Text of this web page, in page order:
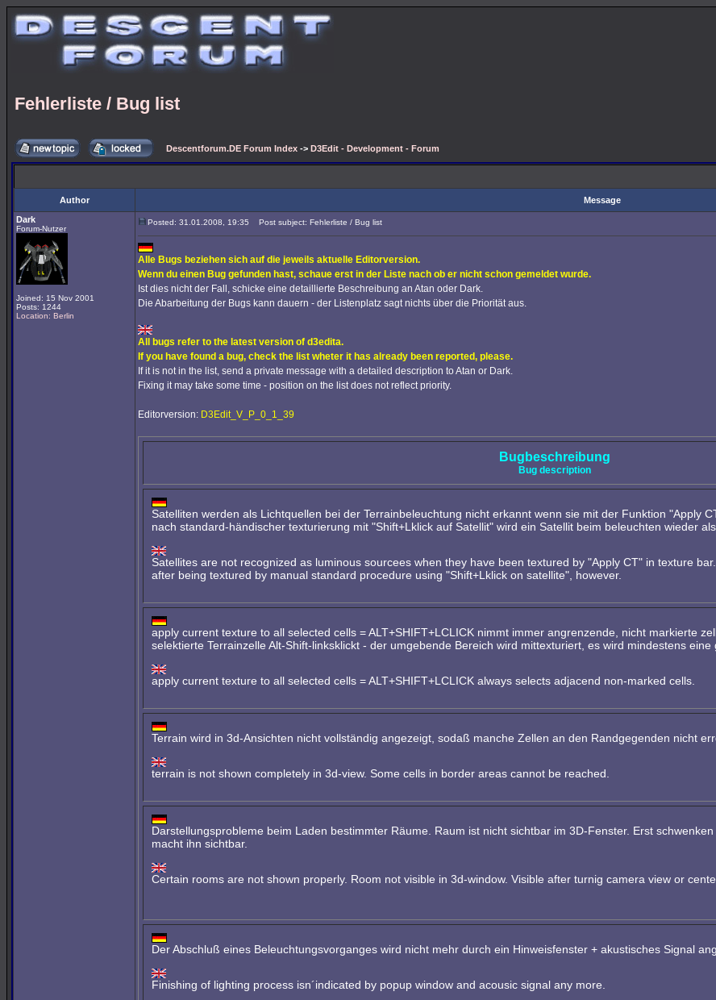
Fehlerliste / Bug list
Descentforum.DE Forum Index -> D3Edit - Development - Forum
Author
Message
Dark
Forum-Nutzer
Joined: 15 Nov 2001
Posts: 1244
Location: Berlin
Posted: 31.01.2008, 19:35 Post subject: Fehlerliste / Bug list
Alle Bugs beziehen sich auf die jeweils aktuelle Editorversion.
Wenn du einen Bug gefunden hast, schaue erst in der Liste nach ob er nicht schon gemeldet wurde.
Ist dies nicht der Fall, schicke eine detaillierte Beschreibung an Atan oder Dark.
Die Abarbeitung der Bugs kann dauern - der Listenplatz sagt nichts über die Priorität aus.
All bugs refer to the latest version of d3edita.
If you have found a bug, check the list wheter it has already been reported, please.
If it is not in the list, send a private message with a detailed description to Atan or Dark.
Fixing it may take some time - position on the list does not reflect priority.
Editorversion: D3Edit_V_P_0_1_39
Bugbeschreibung
Bug description
Satelliten werden als Lichtquellen bei der Terrainbeleuchtung nicht erkannt wenn sie mit der Funktion "Apply
nach standard-händischer texturierung mit "Shift+Lklick auf Satellit" wird ein Satellit beim beleuchten wieder
Satellites are not recognized as luminous sourcees when they have been textured by "Apply CT" in texture
after being textured by manual standard procedure using "Shift+Lklick on satellite", however.
apply current texture to all selected cells = ALT+SHIFT+LCLICK nimmt immer angrenzende, nicht markierte
selektierte Terrainzelle Alt-Shift-linksklickt - der umgebende Bereich wird mittexturiert, es wird mindestens eine
apply current texture to all selected cells = ALT+SHIFT+LCLICK always selects adjacend non-marked cells.
Terrain wird in 3d-Ansichten nicht vollständig angezeigt, sodaß manche Zellen an den Randgegenden nicht
terrain is not shown completely in 3d-view. Some cells in border areas cannot be reached.
Darstellungsprobleme beim Laden bestimmter Räume. Raum ist nicht sichtbar im 3D-Fenster. Erst
macht ihn sichtbar.
Certain rooms are not shown properly. Room not visible in 3d-window. Visible after turnig camera view or
Der Abschluß eines Beleuchtungsvorganges wird nicht mehr durch ein Hinweisfenster + akustisches Signal
Finishing of lighting process isn´indicated by popup window and acousic signal any more.